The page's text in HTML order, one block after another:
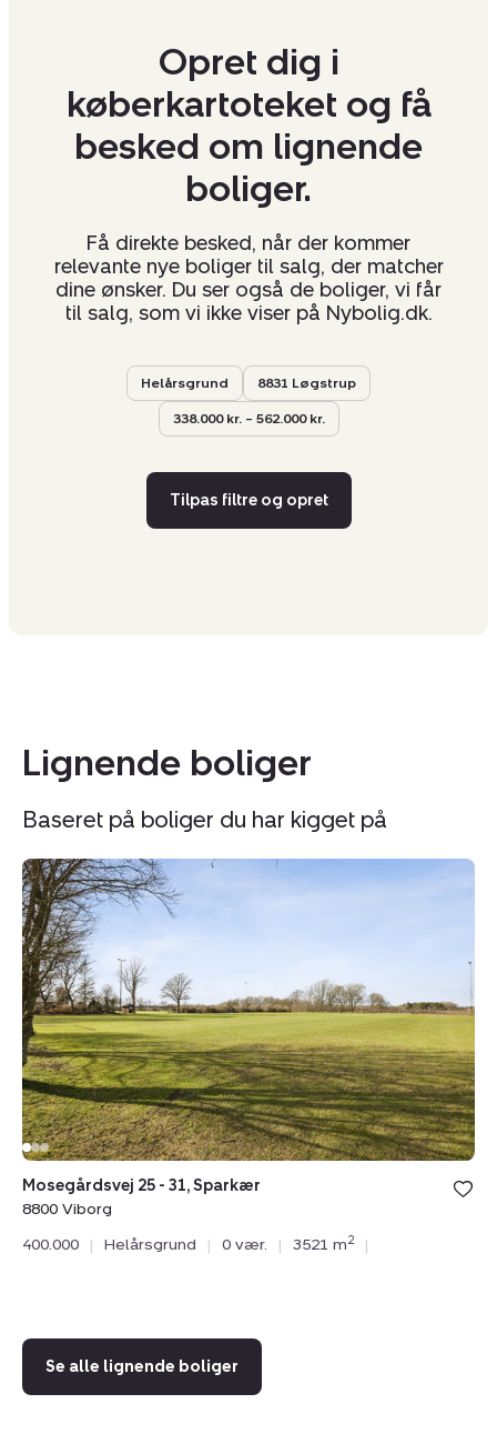
Opret dig i
køberkartoteket og få
besked om lignende
boliger.
Få direkte besked, når der kommer
relevante nye boliger til salg, der matcher
dine ønsker. Du ser også de boliger, vi får
til salg, som vi ikke viser på Nybolig.dk.
Helårsgrund 8831 Løgstrup
338.000 kr. – 562.000 kr.
Tilpas filtre og opret
Lignende boliger
Baseret på boliger du har kigget på
Helårsgrund:
Mosegårdsvej
25
-
31,
Sparkær,
8800
Viborg
Mosegårdsvej 25 - 31, Sparkær
8800 Viborg
400.000
| Helårsgrund | 0 vær. | 3521 m2 |
Se alle lignende boliger